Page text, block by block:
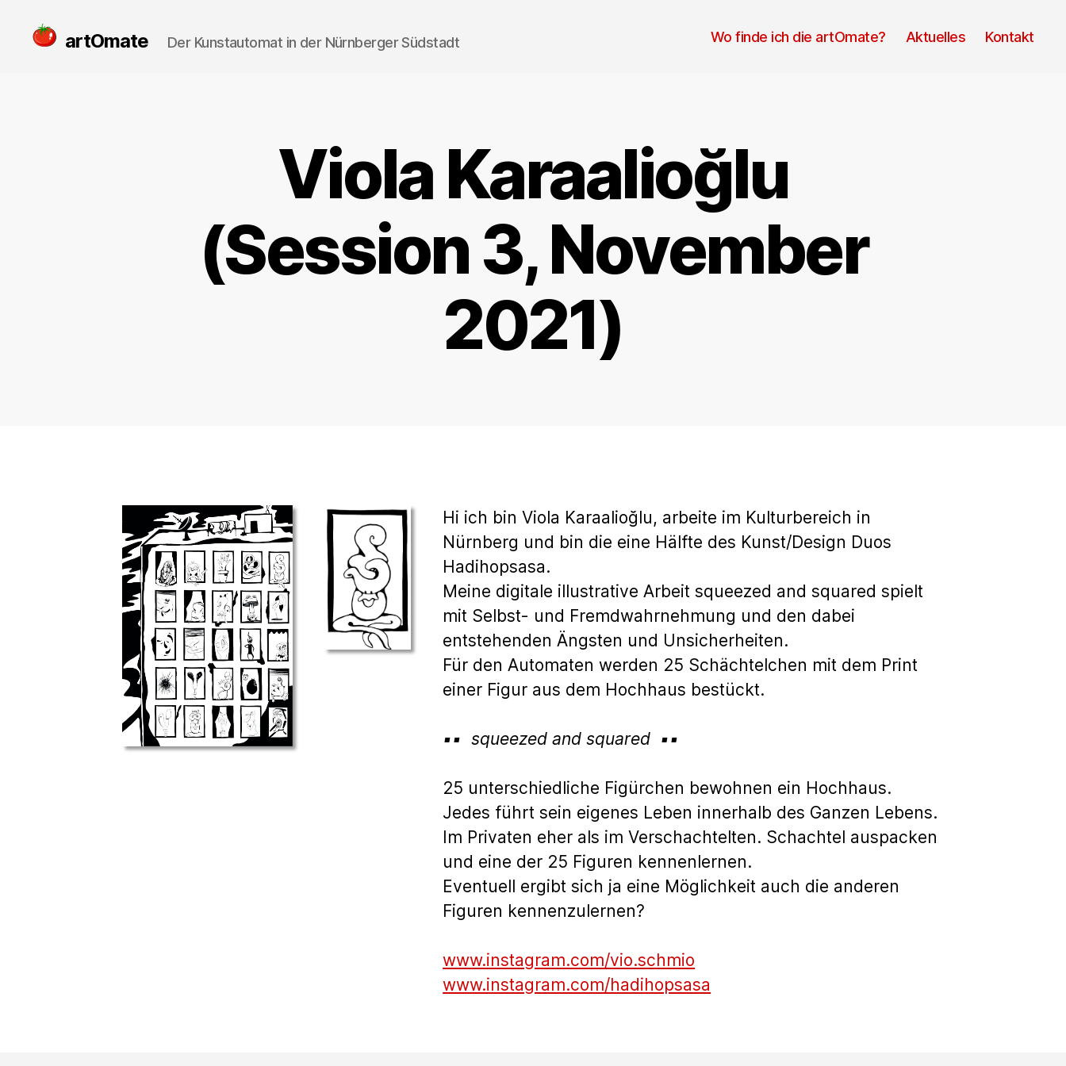
artOmate Der Kunstautomat in der Nürnberger Südstadt Wo finde ich die artOmate? Aktuelles Kontakt
Viola Karaalioğlu
(Session 3, November
2021)
Hi ich bin Viola Karaalioğlu, arbeite im Kulturbereich in
Nürnberg und bin die eine Hälfte des Kunst/Design Duos
Hadihopsasa.
Meine digitale illustrative Arbeit squeezed and squared spielt
mit Selbst- und Fremdwahrnehmung und den dabei
entstehenden Ängsten und Unsicherheiten.
Für den Automaten werden 25 Schächtelchen mit dem Print
einer Figur aus dem Hochhaus bestückt.
squeezed and squared
25 unterschiedliche Figürchen bewohnen ein Hochhaus.
Jedes führt sein eigenes Leben innerhalb des Ganzen Lebens.
Im Privaten eher als im Verschachtelten. Schachtel auspacken
und eine der 25 Figuren kennenlernen.
Eventuell ergibt sich ja eine Möglichkeit auch die anderen
Figuren kennenzulernen?
www.instagram.com/vio.schmio
www.instagram.com/hadihopsasa